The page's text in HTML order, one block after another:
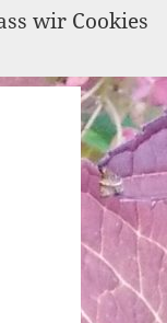
wir Cookies